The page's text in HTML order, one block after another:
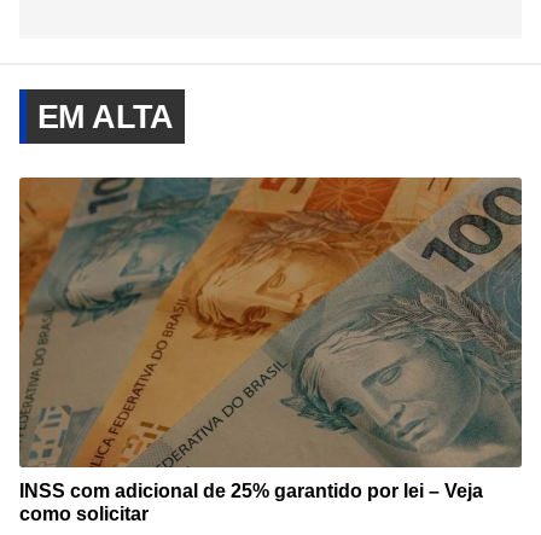
EM ALTA
INSS com adicional de 25% garantido por lei – Veja
como solicitar